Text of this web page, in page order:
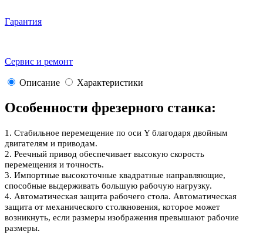
Гарантия
Сервис и ремонт
Описание Характеристики
Особенности фрезерного станка:
1. Стабильное перемещение по оси Y благодаря двойным
двигателям и приводам.
2. Реечный привод обеспечивает высокую скорость
перемещения и точность.
3. Импортные высокоточные квадратные направляющие,
способные выдерживать большую рабочую нагрузку.
4. Автоматическая защита рабочего стола. Автоматическая
защита от механического столкновения, которое может
возникнуть, если размеры изображения превышают рабочие
размеры.